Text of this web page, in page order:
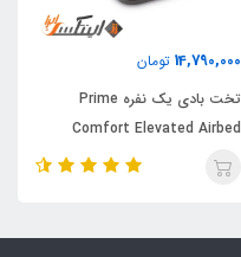
14,790,000 تومان
تخت بادی یک نفره Prime
Comfort Elevated Airbed
اینتکس